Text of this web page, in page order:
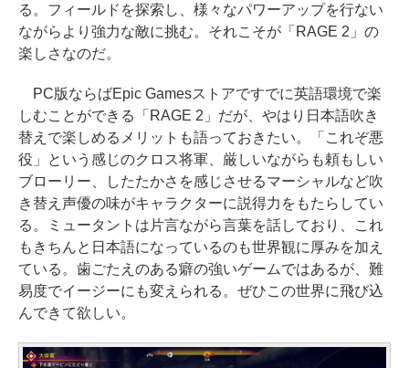
る。フィールドを探索し、様々なパワーアップを行ない
ながらより強力な敵に挑む。それこそが「RAGE 2」の
楽しさなのだ。
PC版ならばEpic Gamesストアですでに英語環境で楽
しむことができる「RAGE 2」だが、やはり日本語吹き
替えで楽しめるメリットも語っておきたい。「これぞ悪
役」という感じのクロス将軍、厳しいながらも頼もしい
ブローリー、したたかさを感じさせるマーシャルなど吹
き替え声優の味がキャラクターに説得力をもたらしてい
る。ミュータントは片言ながら言葉を話しており、これ
もきちんと日本語になっているのも世界観に厚みを加え
ている。歯ごたえのある癖の強いゲームではあるが、難
易度でイージーにも変えられる。ぜひこの世界に飛び込
んできて欲しい。